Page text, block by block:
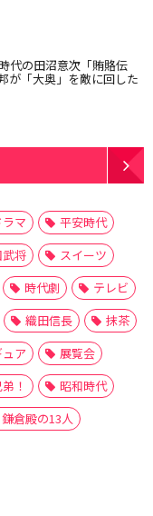
代の田沼意次「賄賂伝
が「大奥」を敵に回した
マ
平安時代
将
スイーツ
時代劇
テレビ
織田信長
抹茶
ア
展覧会
！
昭和時代
鎌倉殿の13人